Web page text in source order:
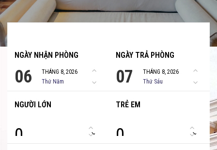
REVIEW)
ẨM
HỘI
GIẢI
TRÍ
NGÀY NHẬN PHÒNG
06
THÁNG 8, 2026
Thứ Năm
NGÀY TRẢ PHÒNG
07
THÁNG 8, 2026
Thứ Sáu
NGƯỜI LỚN
0
TRẺ EM
0